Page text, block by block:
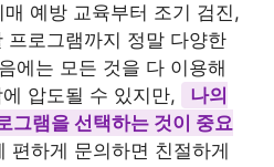
예방 교육부터 조기 검진,
프로그램까지 정말 다양한
에는 모든 것을 다 이용해
압도될 수 있지만,
나의
그램을 선택하는 것이 중요
편하게 문의하면 친절하게